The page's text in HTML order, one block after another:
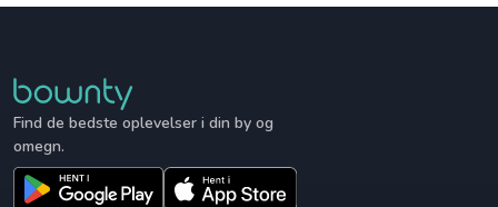
Find de bedste oplevelser i din by og
omegn.